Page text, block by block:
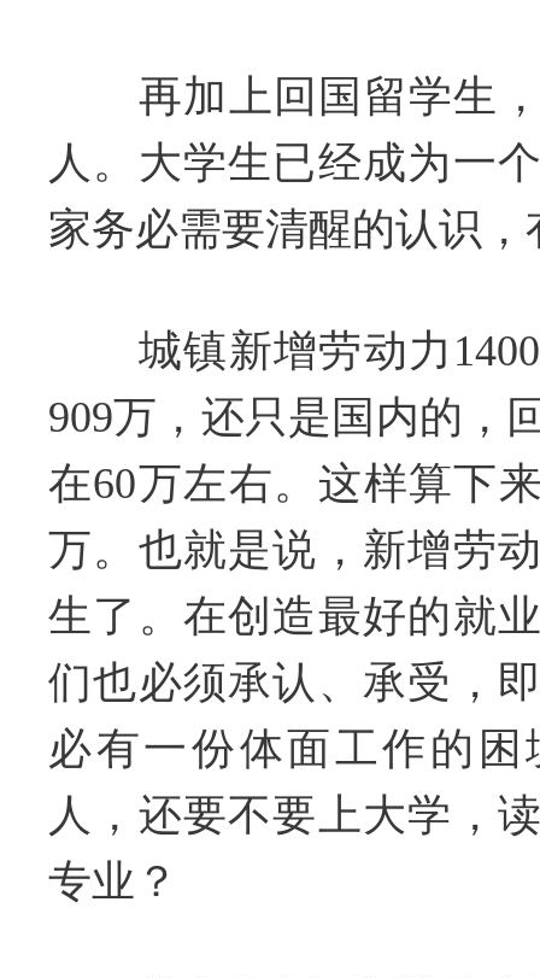
再加上回国留学生，
人。大学生已经成为一
家务必需要清醒的认识
城镇新增劳动力1400
909万，还只是国内的，
在60万左右。这样算下
万。也就是说，新增劳
生了。在创造最好的就
们也必须承认、承受，
必有一份体面工作的
人，还要不要上大学，
专业？